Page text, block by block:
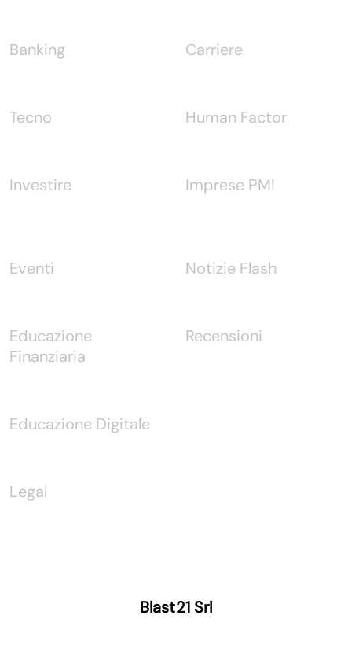
Banking
Tecno
Investire
Carriere
Human Factor
Imprese PMI
Eventi
Educazione
Finanziaria
Educazione Digitale
Legal
Notizie Flash
Recensioni
Blast21 Srl